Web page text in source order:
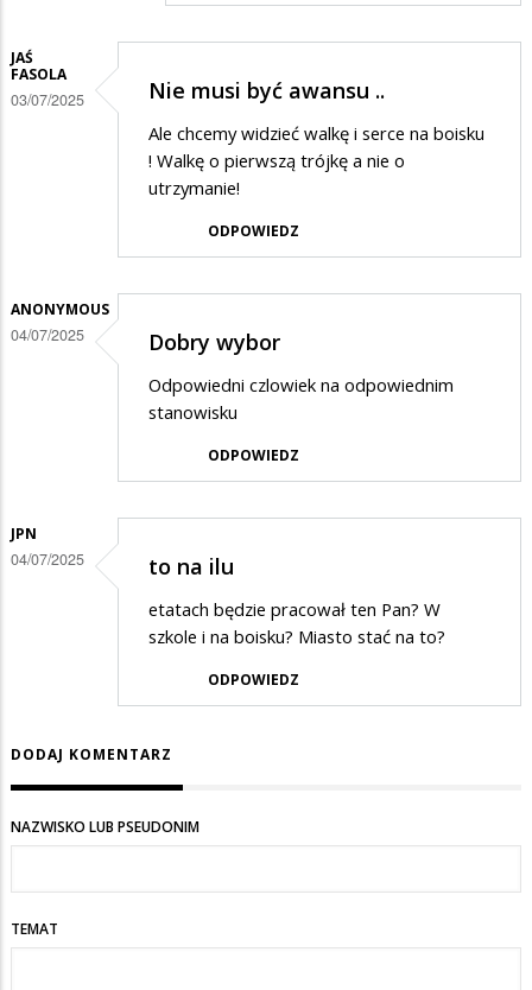
odpowiedzi
JAŚ
FASOLA
03/07/2025 Nie musi być awansu ..
Ale chcemy widzieć walkę i serce na boisku
! Walkę o pierwszą trójkę a nie o
utrzymanie!
ODPOWIEDZ
ANONYMOUS
04/07/2025 Dobry wybor
Odpowiedni czlowiek na odpowiednim
stanowisku
ODPOWIEDZ
JPN
04/07/2025 to na ilu
etatach będzie pracował ten Pan? W
szkole i na boisku? Miasto stać na to?
ODPOWIEDZ
DODAJ KOMENTARZ
NAZWISKO LUB PSEUDONIM
TEMAT